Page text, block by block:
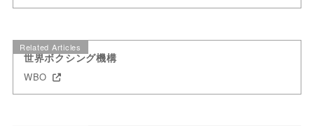
Related Articles
世界ボクシング機構
WBO